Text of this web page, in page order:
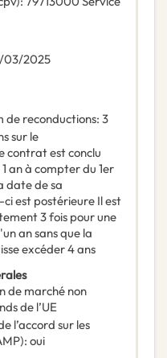
03/2025
de reconductions: 3
sur le
contrat est conclu
an à compter du 1er
date de sa
est postérieure Il est
3 fois pour une
an sans que la
excéder 4 ans
de marché non
de l’UE
l’accord sur les
: oui